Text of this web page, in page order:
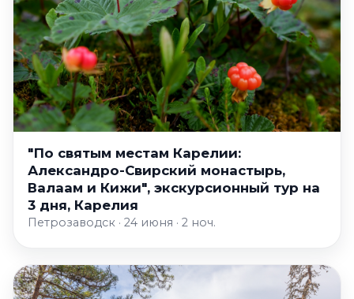
"По святым местам Карелии:
Александро-Свирский монастырь,
Валаам и Кижи", экскурсионный тур на
3 дня, Карелия
Петрозаводск · 24 июня · 2 ноч.